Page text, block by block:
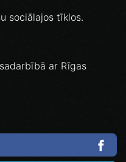
sociālajos tīklos.
ar Rīgas